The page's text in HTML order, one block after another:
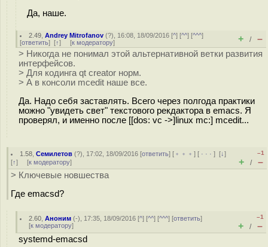
Да, наше.
2.49 ,Andrey Mitrofanov (?), 16:08, 18/09/2016 [^] [^^] [^^^]
[ответить] [↑] [к модератору] + / –
> Никогда не понимал этой альтернативной ветки развития
интерфейсов.
> Для кодинга qt creator норм.
> А в консоли mcedit наше все.
Да. Надо себя заставлять. Всего через полгода практики
можно "увидеть свет" текстового рекдактора в emacs. Я
проверял, и именно после [[dos: vc ->]linux mc:] mcedit...
1.58 ,Семилетов (?), 17:02, 18/09/2016 [ответить] [ ﹢﹢﹢] [ · · ·][↓]
[↑] [к модератору]
–1
+ / –
> Ключевые новшества
Где emacsd?
2.60 ,Аноним (-), 17:35, 18/09/2016 [^] [^^] [^^^] [ответить]
[к модератору]
–1
+ / –
systemd-emacsd